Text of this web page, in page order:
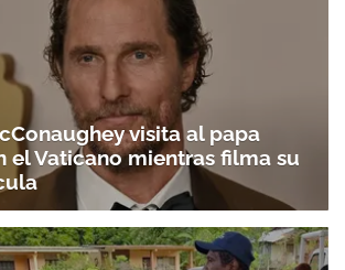
visita al papa
el Vaticano mientras filma su